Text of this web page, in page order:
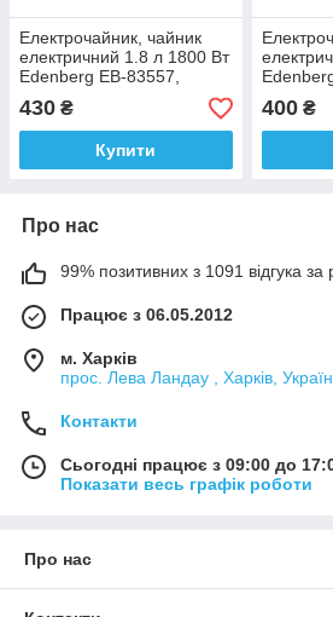
Електрочайник, чайник
електричний 1.8 л 1800 Вт
Edenberg EB-83557,
скляний
430 ₴
Купити
скляний
400₴
Про нас
99% позитивних з 1091 відгука за
Працює з 06.05.2012
м. Харків
прос. Лева Ландау , Харків,
Контакти
Сьогодні працює з 09:00 до
Показати весь графік роботи
Про нас